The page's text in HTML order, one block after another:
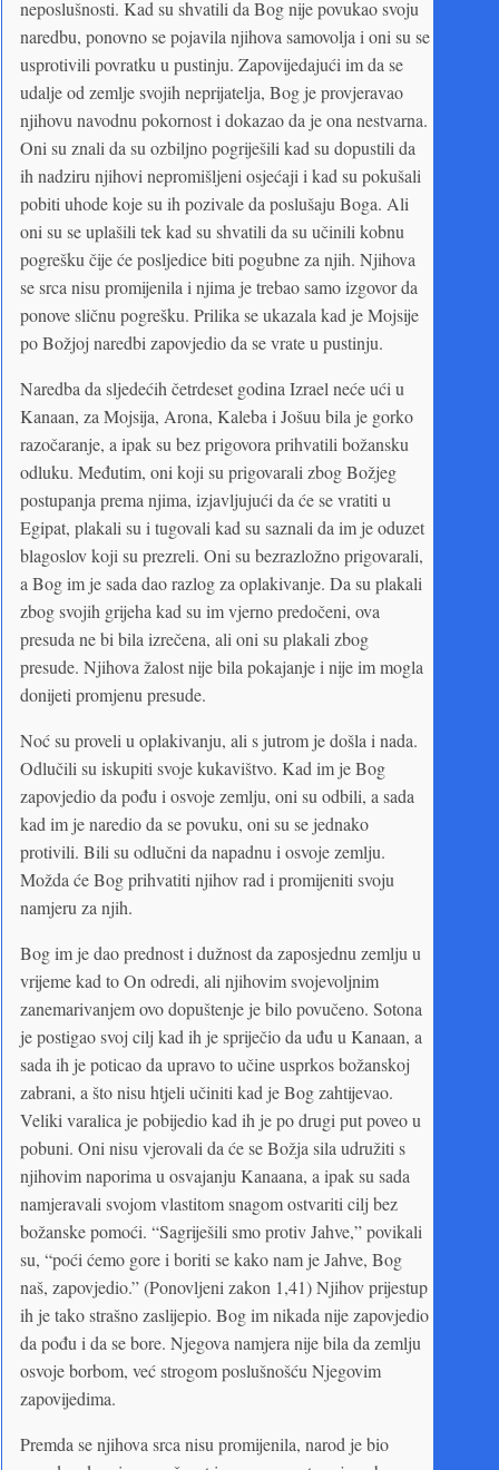
neposlušnosti. Kad su shvatili da Bog nije povukao svoju
naredbu, ponovno se pojavila njihova samovolja i oni su se
usprotivili povratku u pustinju. Zapovijedajući im da se
udalje od zemlje svojih neprijatelja, Bog je provjeravao
njihovu navodnu pokornost i dokazao da je ona nestvarna.
Oni su znali da su ozbiljno pogriješili kad su dopustili da
ih nadziru njihovi nepromišljeni osjećaji i kad su pokušali
pobiti uhode koje su ih pozivale da poslušaju Boga. Ali
oni su se uplašili tek kad su shvatili da su učinili kobnu
pogrešku čije će posljedice biti pogubne za njih. Njihova
se srca nisu promijenila i njima je trebao samo izgovor da
ponove sličnu pogrešku. Prilika se ukazala kad je Mojsije
po Božjoj naredbi zapovjedio da se vrate u pustinju.
Naredba da sljedećih četrdeset godina Izrael neće ući u
Kanaan, za Mojsija, Arona, Kaleba i Jošuu bila je gorko
razočaranje, a ipak su bez prigovora prihvatili božansku
odluku. Međutim, oni koji su prigovarali zbog Božjeg
postupanja prema njima, izjavljujući da će se vratiti u
Egipat, plakali su i tugovali kad su saznali da im je oduzet
blagoslov koji su prezreli. Oni su bezrazložno prigovarali,
a Bog im je sada dao razlog za oplakivanje. Da su plakali
zbog svojih grijeha kad su im vjerno predočeni, ova
presuda ne bi bila izrečena, ali oni su plakali zbog
presude. Njihova žalost nije bila pokajanje i nije im mogla
donijeti promjenu presude.
Noć su proveli u oplakivanju, ali s jutrom je došla i nada.
Odlučili su iskupiti svoje kukavištvo. Kad im je Bog
zapovjedio da pođu i osvoje zemlju, oni su odbili, a sada
kad im je naredio da se povuku, oni su se jednako
protivili. Bili su odlučni da napadnu i osvoje zemlju.
Možda će Bog prihvatiti njihov rad i promijeniti svoju
namjeru za njih.
Bog im je dao prednost i dužnost da zaposjednu zemlju u
vrijeme kad to On odredi, ali njihovim svojevoljnim
zanemarivanjem ovo dopuštenje je bilo povučeno. Sotona
je postigao svoj cilj kad ih je spriječio da uđu u Kanaan, a
sada ih je poticao da upravo to učine usprkos božanskoj
zabrani, a što nisu htjeli učiniti kad je Bog zahtijevao.
Veliki varalica je pobijedio kad ih je po drugi put poveo u
pobuni. Oni nisu vjerovali da će se Božja sila udružiti s
njihovim naporima u osvajanju Kanaana, a ipak su sada
namjeravali svojom vlastitom snagom ostvariti cilj bez
božanske pomoći. “Sagriješili smo protiv Jahve,” povikali
su, “poći ćemo gore i boriti se kako nam je Jahve, Bog
naš, zapovjedio.” (Ponovljeni zakon 1,41) Njihov prijestup
ih je tako strašno zaslijepio. Bog im nikada nije zapovjedio
da pođu i da se bore. Njegova namjera nije bila da zemlju
osvoje borbom, već strogom poslušnošću Njegovim
zapovijedima.
Premda se njihova srca nisu promijenila, narod je bio